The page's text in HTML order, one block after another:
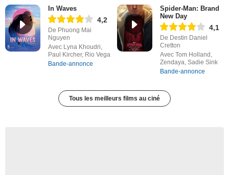
In Waves
4,2
De Phuong Mai
Nguyen
Avec Lyna Khoudri,
Paul Kircher, Rio Vega
Bande-annonce
Spider-Man: Brand
New Day
4,1
De Destin Daniel
Cretton
Avec Tom Holland,
Zendaya, Sadie Sink
Bande-annonce
Tous les meilleurs films au ciné